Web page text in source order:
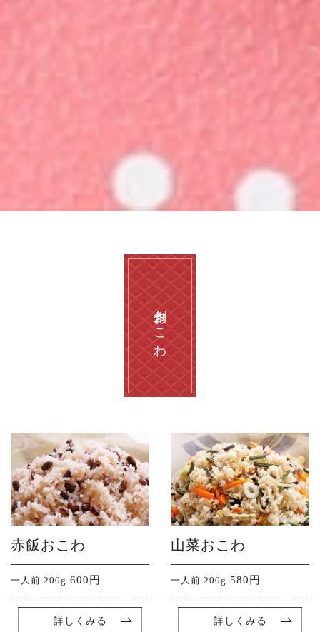
創作おこわ
赤飯おこわ
一人前 200g 600円
詳しくみる
山菜おこわ
一人前 200g 580円
詳しくみる